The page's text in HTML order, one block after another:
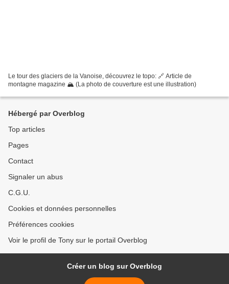
Le tour des glaciers de la Vanoise, découvrez le topo: 🔗 Article de
montagne magazine 🏔️ (La photo de couverture est une illustration)
Hébergé par Overblog
Top articles
Pages
Contact
Signaler un abus
C.G.U.
Cookies et données personnelles
Préférences cookies
Voir le profil de Tony sur le portail Overblog
Créer un blog sur Overblog